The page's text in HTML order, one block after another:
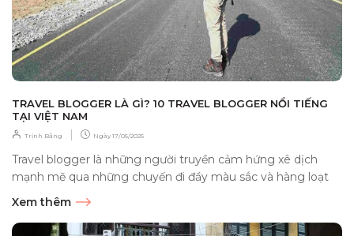
TRAVEL BLOGGER LÀ GÌ? 10 TRAVEL BLOGGER NỔI TIẾNG
TẠI VIỆT NAM
Trịnh Bằng | Ngày 17/05/2025
Travel blogger là những người truyền cảm hứng xê dịch
mạnh mẽ qua những chuyến đi đầy màu sắc và hàng loạt
kinh nghiệm hữu...
Xem thêm